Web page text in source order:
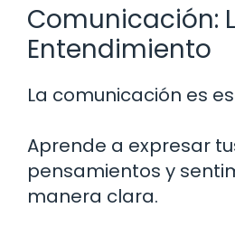
Comunicación:
Entendimiento
La comunicación es
Aprende a expresar
pensamientos y
manera clara.